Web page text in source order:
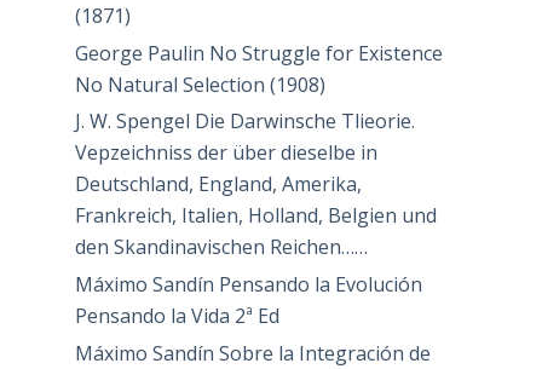
(1871)
George Paulin No Struggle for Existence
No Natural Selection (1908)
J. W. Spengel Die Darwinsche Tlieorie.
Vepzeichniss der über dieselbe in
Deutschland, England, Amerika,
Frankreich, Italien, Holland, Belgien und
den Skandinavischen Reichen……
Máximo Sandín Pensando la Evolución
Pensando la Vida 2ª Ed
Máximo Sandín Sobre la Integración de